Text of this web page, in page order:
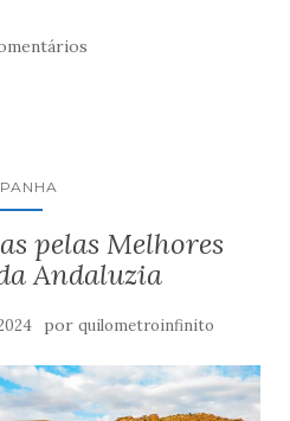
pelas Melhores
Andaluzia
por quilometroinfinito